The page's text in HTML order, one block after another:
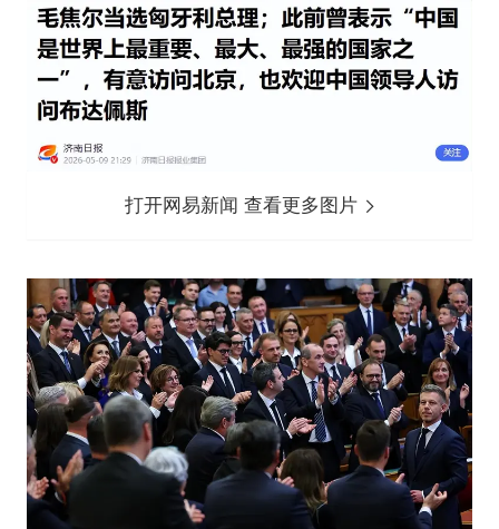
打开网易新闻 查看更多图片